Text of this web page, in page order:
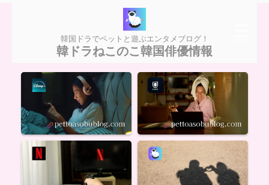
韓国ドラでペットと遊ぶエンタメブログ！
韓ドラねこのこ韓国俳優情報